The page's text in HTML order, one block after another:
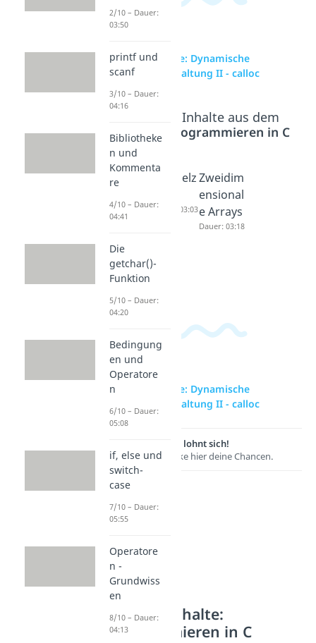
zur Videoseite: Dynamische
Speicherverwaltung II - calloc
Beliebte Inhalte aus dem
Bereich
Programmieren in C
Dynami
Speiche
ung III -
realloc
Dauer: 02:40
Doppelz
Dauer: 03:03
Zweidim
ensional
e Arrays
Dauer: 03:18
zur Videoseite: Dynamische
Speicherverwaltung II - calloc
Lernen lohnt sich!
Entdecke hier deine Chancen.
Weitere Inhalte:
Programmieren in C
2/10 – Dauer:
03:50
printf und
scanf
3/10 – Dauer:
04:16
Bibliotheke
n und
Kommenta
re
4/10 – Dauer:
04:41
Die
getchar()-
Funktion
5/10 – Dauer:
04:20
Bedingung
en und
Operatore
n
6/10 – Dauer:
05:08
if, else und
switch-
case
7/10 – Dauer:
05:55
Operatore
n -
Grundwiss
en
8/10 – Dauer:
04:13